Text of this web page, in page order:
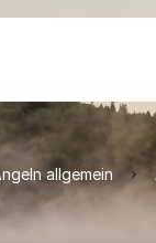
allgemein